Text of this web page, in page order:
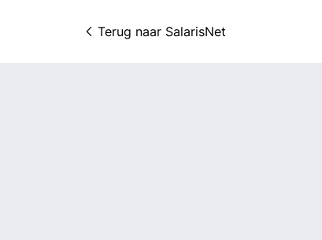
Terug naar SalarisNet